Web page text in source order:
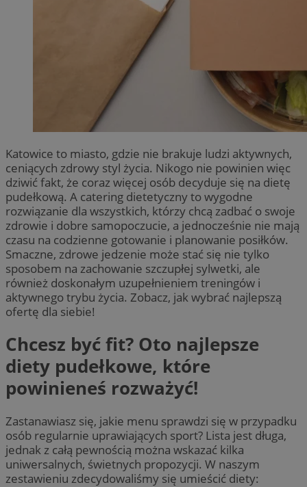
Katowice to miasto, gdzie nie brakuje ludzi aktywnych,
ceniących zdrowy styl życia. Nikogo nie powinien więc
dziwić fakt, że coraz więcej osób decyduje się na dietę
pudełkową. A catering dietetyczny to wygodne
rozwiązanie dla wszystkich, którzy chcą zadbać o swoje
zdrowie i dobre samopoczucie, a jednocześnie nie mają
czasu na codzienne gotowanie i planowanie posiłków.
Smaczne, zdrowe jedzenie może stać się nie tylko
sposobem na zachowanie szczupłej sylwetki, ale
również doskonałym uzupełnieniem treningów i
aktywnego trybu życia. Zobacz, jak wybrać najlepszą
ofertę dla siebie!
Chcesz być fit? Oto najlepsze
diety pudełkowe, które
powinieneś rozważyć!
Zastanawiasz się, jakie menu sprawdzi się w przypadku
osób regularnie uprawiających sport? Lista jest długa,
jednak z całą pewnością można wskazać kilka
uniwersalnych, świetnych propozycji. W naszym
zestawieniu zdecydowaliśmy się umieścić diety: